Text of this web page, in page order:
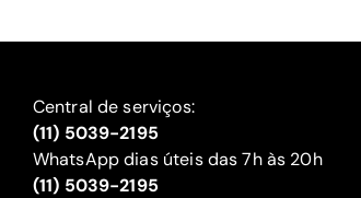
Central de serviços:
(11) 5039-2195
WhatsApp dias úteis das 7h às 20h
(11) 5039-2195